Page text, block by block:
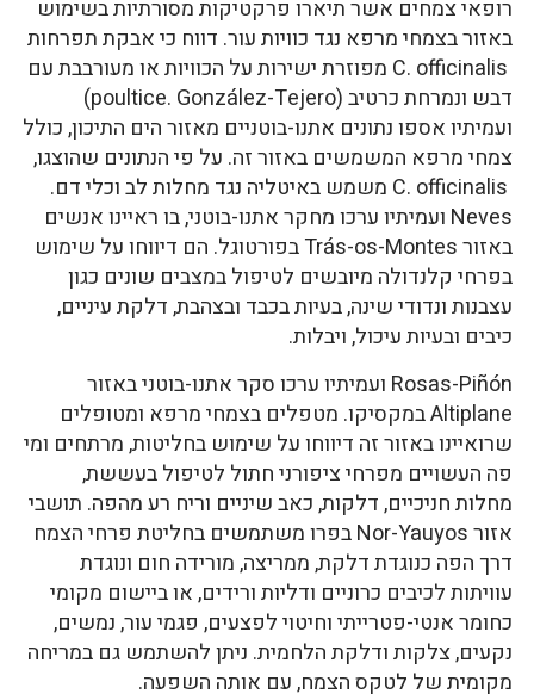
רופאי צמחים אשר תיארו פרקטיקות מסורתיות בשימוש
באזור בצמחי מרפא נגד כוויות עור. דווח כי אבקת תפרחות
C. officinalis מפוזרת ישירות על הכוויות או מעורבבת עם
דבש ונמרחת כרטיב (poultice. González-Tejero)
ועמיתיו אספו נתונים אתנו-בוטניים מאזור הים התיכון, כולל
צמחי מרפא המשמשים באזור זה. על פי הנתונים שהוצגו,
C. officinalis משמש באיטליה נגד מחלות לב וכלי דם.
Neves ועמיתיו ערכו מחקר אתנו-בוטני, בו ראיינו אנשים
באזור Trás-os-Montes בפורטוגל. הם דיווחו על שימוש
בפרחי קלנדולה מיובשים לטיפול במצבים שונים כגון
עצבנות ונדודי שינה, בעיות בכבד ובצהבת, דלקת עיניים,
כיבים ובעיות עיכול, ויבלות.
Rosas-Piñón ועמיתיו ערכו סקר אתנו-בוטני באזור
Altiplane במקסיקו. מטפלים בצמחי מרפא ומטופלים
שרואיינו באזור זה דיווחו על שימוש בחליטות, מרתחים ומי
פה העשויים מפרחי ציפורני חתול לטיפול בעששת,
מחלות חניכיים, דלקות, כאב שיניים וריח רע מהפה. תושבי
אזור Nor-Yauyos בפרו משתמשים בחליטת פרחי הצמח
דרך הפה כנוגדת דלקת, ממריצה, מורידה חום ונוגדת
עוויתות לכיבים כרוניים ודליות ורידים, או ביישום מקומי
כחומר אנטי-פטרייתי וחיטוי לפצעים, פגמי עור, נמשים,
נקעים, צלקות ודלקת הלחמית. ניתן להשתמש גם במריחה
מקומית של לטקס הצמח, עם אותה השפעה.